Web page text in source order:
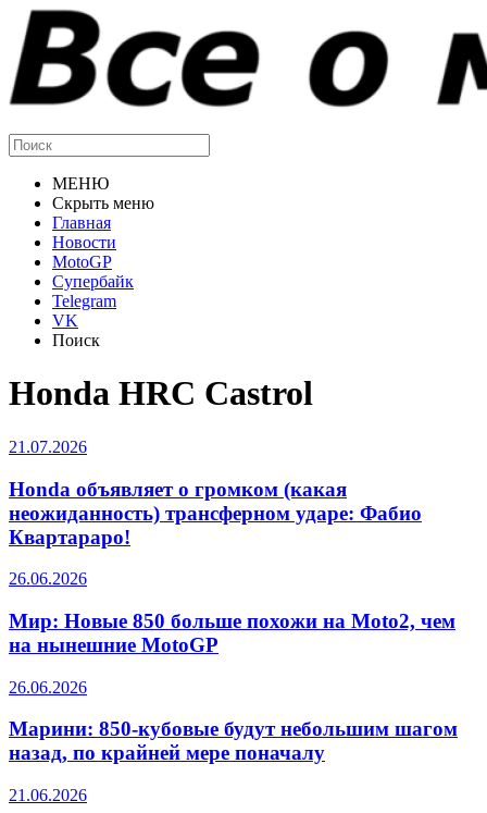
МЕНЮ
Скрыть меню
Главная
Новости
MotoGP
Супербайк
Telegram
VK
Поиск
Honda HRC Castrol
21.07.2026
Honda объявляет о громком (какая
неожиданность) трансферном ударе: Фабио
Квартараро!
26.06.2026
Мир: Новые 850 больше похожи на Moto2, чем
на нынешние MotoGP
26.06.2026
Марини: 850-кубовые будут небольшим шагом
назад, по крайней мере поначалу
21.06.2026